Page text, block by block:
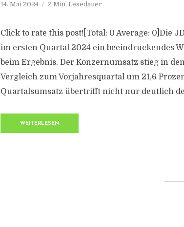
14. Mai 2024 2 Min. Lesedauer
Click to rate this post![Total: 0 Average: 0]Die
im ersten Quartal 2024 ein beeindruckendes
beim Ergebnis. Der Konzernumsatz stieg in
Vergleich zum Vorjahresquartal um 21,6
Quartalsumsatz übertrifft nicht nur deutlich
WEITERLESEN